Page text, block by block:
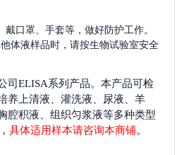
戴口罩、手套等，做好防护工作。
体液样品时，请按生物试验室安全
司ELISA系列产品。本产品可检
养上清液、灌洗液、尿液、羊
腔积液、组织匀浆液等多种类型
具体适用样本请咨询本商铺。